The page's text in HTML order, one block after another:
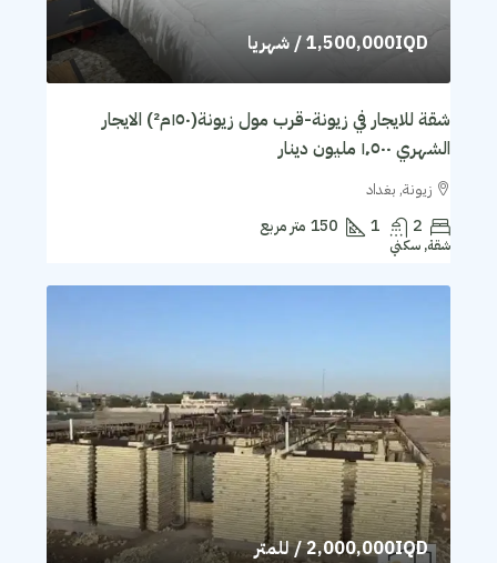
1,500,000IQD/ شهريا
شقة للايجار في زيونة-قرب مول زيونة(١٥٠م²) الايجار
الشهري ١٬٥٠٠ مليون دينار
زيونة, بغداد
2
1
150 متر مربع
شقة, سكني
2,000,000IQD/ للمتر